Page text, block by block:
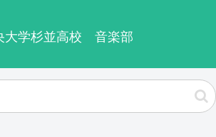
大学杉並高校 音楽部